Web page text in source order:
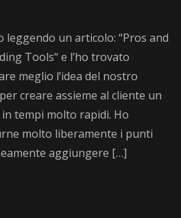
leggendo un articolo: “Pros and
Tools“ e l’ho trovato
meglio l’idea del nostro
creare assieme al cliente un
tempi molto rapidi. Ho
molto liberamente i punti
aggiungere […]